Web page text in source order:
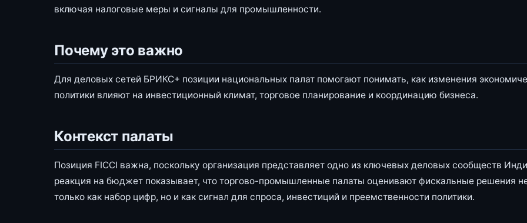
включая налоговые меры и сигналы для промышленности.
Почему это важно
Для деловых сетей БРИКС+ позиции национальных палат помогают понимать, как изменения
политики влияют на инвестиционный климат, торговое планирование и координацию бизнеса.
Контекст палаты
Позиция FICCI важна, поскольку организация представляет одно из ключевых деловых сообществ
реакция на бюджет показывает, что торгово-промышленные палаты оценивают фискальные решения
только как набор цифр, но и как сигнал для спроса, инвестиций и преемственности политики.